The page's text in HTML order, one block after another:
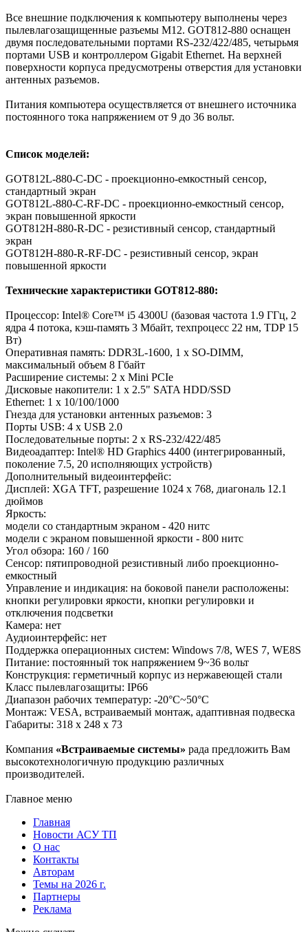
Все внешние подключения к компьютеру выполнены через
пылевлагозащищенные разъемы M12. GOT812-880 оснащен
двумя последовательными портами RS-232/422/485, четырьмя
портами USB и контроллером Gigabit Ethernet. На верхней
поверхности корпуса предусмотрены отверстия для установки
антенных разъемов.
Питания компьютера осуществляется от внешнего источника
постоянного тока напряжением от 9 до 36 вольт.
Список моделей:
GOT812L-880-C-DC - проекционно-емкостный сенсор,
стандартный экран
GOT812L-880-C-RF-DC - проекционно-емкостный сенсор,
экран повышенной яркости
GOT812H-880-R-DC - резистивный сенсор, стандартный
экран
GOT812H-880-R-RF-DC - резистивный сенсор, экран
повышенной яркости
Технические характеристики GOT812-880:
Процессор: Intel® Core™ i5 4300U (базовая частота 1.9 ГГц, 2
ядра 4 потока, кэш-память 3 Мбайт, техпроцесс 22 нм, TDP 15
Вт)
Оперативная память: DDR3L-1600, 1 x SO-DIMM,
максимальный объем 8 Гбайт
Расширение системы: 2 x Mini PCIe
Дисковые накопители: 1 x 2.5" SATA HDD/SSD
Ethernet: 1 x 10/100/1000
Гнезда для установки антенных разъемов: 3
Порты USB: 4 x USB 2.0
Последовательные порты: 2 x RS-232/422/485
Видеоадаптер: Intel® HD Graphics 4400 (интегрированный,
поколение 7.5, 20 исполняющих устройств)
Дополнительный видеоинтерфейс:
Дисплей: XGA TFT, разрешение 1024 x 768, диагональ 12.1
дюймов
Яркость:
модели со стандартным экраном - 420 нитс
модели с экраном повышенной яркости - 800 нитс
Угол обзора: 160 / 160
Сенсор: пятипроводной резистивный либо проекционно-
емкостный
Управление и индикация: на боковой панели расположены:
кнопки регулировки яркости, кнопки регулировки и
отключения подсветки
Камера: нет
Аудиоинтерфейс: нет
Поддержка операционных систем: Windows 7/8, WES 7, WE8S
Питание: постоянный ток напряжением 9~36 вольт
Конструкция: герметичный корпус из нержавеющей стали
Класс пылевлагозащиты: IP66
Диапазон рабочих температур: -20°C~50°C
Монтаж: VESA, встраиваемый монтаж, адаптивная подвеска
Габариты: 318 x 248 x 73
Компания «Встраиваемые системы» рада предложить Вам
высокотехнологичную продукцию различных
производителей.
Главное меню
Главная
Новости АСУ ТП
О нас
Контакты
Авторам
Темы на 2026 г.
Партнеры
Реклама